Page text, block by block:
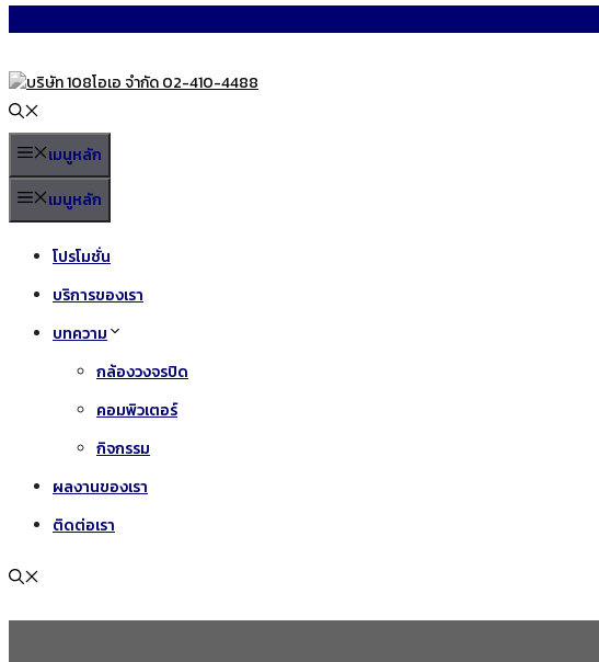
to
content
เมนูหลัก
เมนูหลัก
โปรโมชั่น
บริการของเรา
บทความ
กล้องวงจรปิด
คอมพิวเตอร์
กิจกรรม
ผลงานของเรา
ติดต่อเรา